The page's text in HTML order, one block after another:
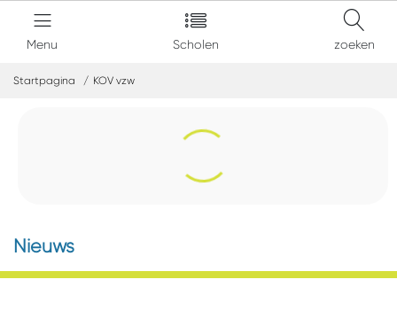
Menu Scholen zoeken
Startpagina KOV vzw
Nieuws